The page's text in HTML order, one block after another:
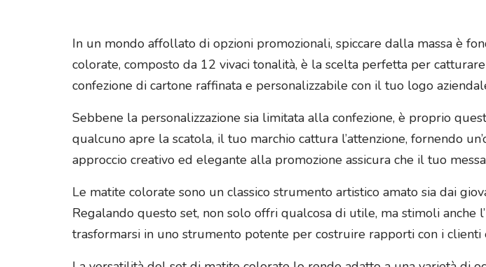
In un mondo affollato di opzioni promozionali, spiccare dalla massa è
colorate, composto da 12 vivaci tonalità, è la scelta perfetta per
confezione di cartone raffinata e personalizzabile con il tuo logo
Sebbene la personalizzazione sia limitata alla confezione, è proprio
qualcuno apre la scatola, il tuo marchio cattura l’attenzione, fornendo
approccio creativo ed elegante alla promozione assicura che il tuo
Le matite colorate sono un classico strumento artistico amato sia dai
Regalando questo set, non solo offri qualcosa di utile, ma stimoli
trasformarsi in uno strumento potente per costruire rapporti con i